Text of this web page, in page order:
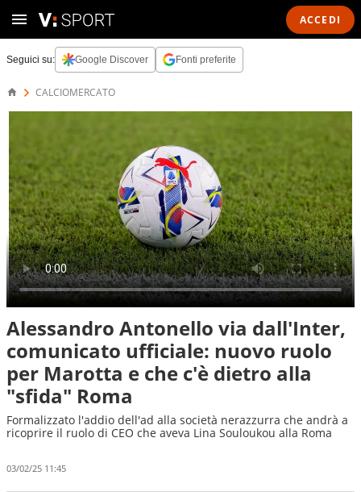
ACCEDI
Seguici su: Google Discover Fonti preferite
CALCIOMERCATO
Alessandro Antonello via dall'Inter,
comunicato ufficiale: nuovo ruolo
per Marotta e che c'è dietro alla
"sfida" Roma
Formalizzato l'addio dell'ad alla società nerazzurra che andrà a
ricoprire il ruolo di CEO che aveva Lina Souloukou alla Roma
03/02/25 11:45